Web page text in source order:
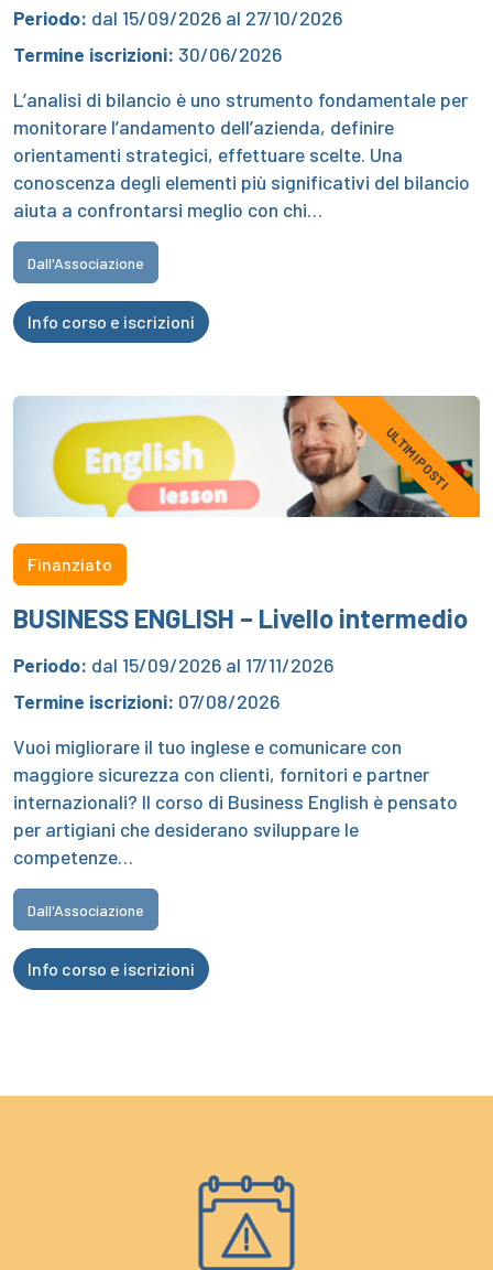
Periodo: dal 15/09/2026 al 27/10/2026
Termine iscrizioni: 30/06/2026
L’analisi di bilancio è uno strumento fondamentale per
monitorare l’andamento dell’azienda, definire
orientamenti strategici, effettuare scelte. Una
conoscenza degli elementi più significativi del bilancio
aiuta a confrontarsi meglio con chi…
Dall'Associazione
Info corso e iscrizioni
ULTIMI POSTI
Finanziato
BUSINESS ENGLISH – Livello intermedio
Periodo: dal 15/09/2026 al 17/11/2026
Termine iscrizioni: 07/08/2026
Vuoi migliorare il tuo inglese e comunicare con
maggiore sicurezza con clienti, fornitori e partner
internazionali? Il corso di Business English è pensato
per artigiani che desiderano sviluppare le
competenze…
Dall'Associazione
Info corso e iscrizioni